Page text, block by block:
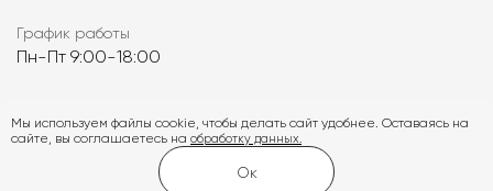
График работы
Пн-Пт 9:00-18:00
Подписаться
Мы используем файлы cookie, чтобы делать сайт удобнее. Оставаясь на
сайте, вы соглашаетесь на обработку данных.
Ок